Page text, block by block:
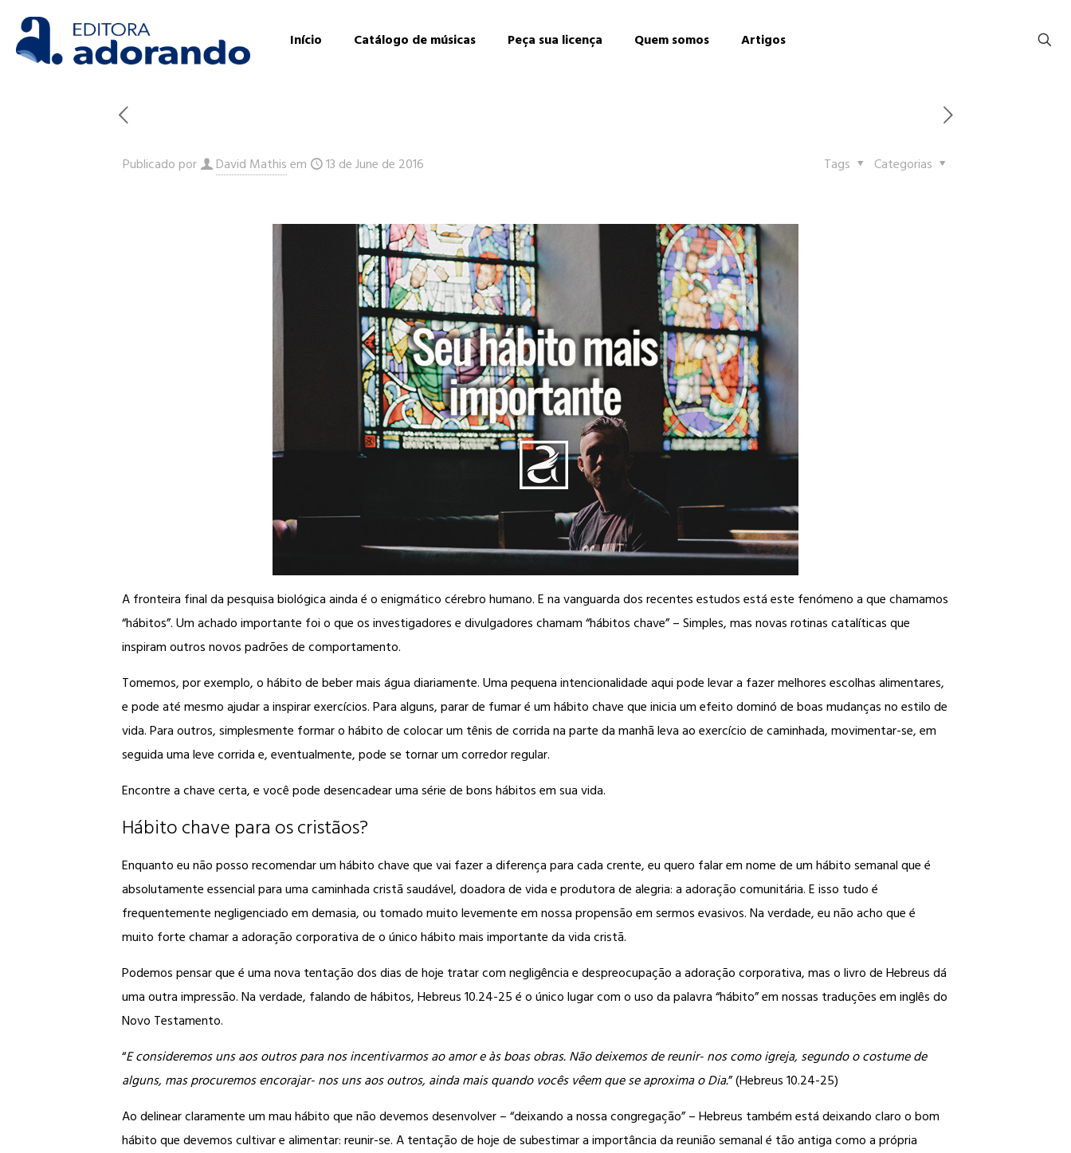
Início Catálogo de músicas Peça sua licença Quem somos Artigos
Publicado por David Mathisem 13 de June de 2016 Categorias
Tags
A fronteira final da pesquisa biológica ainda é o enigmático cérebro humano. E na vanguarda dos recentes estudos está este fenómeno a que chamamos
“hábitos”. Um achado importante foi o que os investigadores e divulgadores chamam “hábitos chave” – Simples, mas novas rotinas catalíticas que
inspiram outros novos padrões de comportamento.
Tomemos, por exemplo, o hábito de beber mais água diariamente. Uma pequena intencionalidade aqui pode levar a fazer melhores escolhas alimentares,
e pode até mesmo ajudar a inspirar exercícios. Para alguns, parar de fumar é um hábito chave que inicia um efeito dominó de boas mudanças no estilo de
vida. Para outros, simplesmente formar o hábito de colocar um tênis de corrida na parte da manhã leva ao exercício de caminhada, movimentar-se, em
seguida uma leve corrida e, eventualmente, pode se tornar um corredor regular.
Encontre a chave certa, e você pode desencadear uma série de bons hábitos em sua vida.
Hábito chave para os cristãos?
Enquanto eu não posso recomendar um hábito chave que vai fazer a diferença para cada crente, eu quero falar em nome de um hábito semanal que é
absolutamente essencial para uma caminhada cristã saudável, doadora de vida e produtora de alegria: a adoração comunitária. E isso tudo é
frequentemente negligenciado em demasia, ou tomado muito levemente em nossa propensão em sermos evasivos. Na verdade, eu não acho que é
muito forte chamar a adoração corporativa de o único hábito mais importante da vida cristã.
Podemos pensar que é uma nova tentação dos dias de hoje tratar com negligência e despreocupação a adoração corporativa, mas o livro de Hebreus dá
uma outra impressão. Na verdade, falando de hábitos, Hebreus 10.24-25 é o único lugar com o uso da palavra “hábito” em nossas traduções em inglês do
Novo Testamento.
“E consideremos uns aos outros para nos incentivarmos ao amor e às boas obras. Não deixemos de reunir- nos como igreja, segundo o costume de
alguns, mas procuremos encorajar- nos uns aos outros, ainda mais quando vocês vêem que se aproxima o Dia.” (Hebreus 10.24-25)
Ao delinear claramente um mau hábito que não devemos desenvolver – “deixando a nossa congregação” – Hebreus também está deixando claro o bom
hábito que devemos cultivar e alimentar: reunir-se. A tentação de hoje de subestimar a importância da reunião semanal é tão antiga como a própria